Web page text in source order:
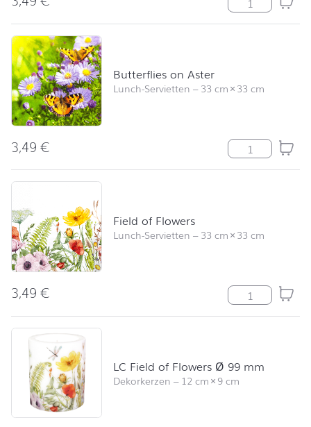
Butterflies on Aster
Lunch-Servietten –33 cm×33 cm
3,49€ Butterflies on
Field of Flowers
Lunch-Servietten –33 cm×33 cm
3,49€ Field of
LC Field of Flowers Ø 99 mm
Dekorkerzen – 12 cm×9 cm